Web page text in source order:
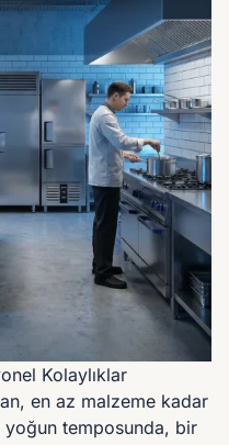
Kolaylıklar
en az malzeme kadar
temposunda, bir